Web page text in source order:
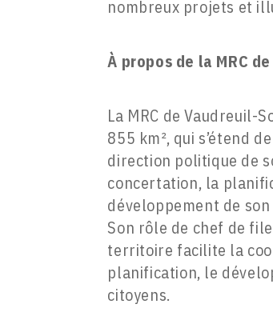
nombreux projets et
À propos de la MRC
La MRC de
855 km², qui s’étend
direction politique de
concertation, la
développement de
Son rôle de chef de
territoire facilite la
planification, le
citoyens.